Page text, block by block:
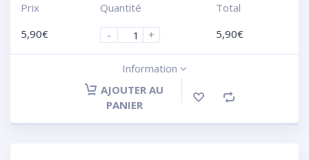
Prix
5,90€
Quantité
-
+
Total
5,90€
Information
AJOUTER AU
PANIER